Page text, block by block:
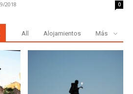
2018 0
All Alojamientos Más